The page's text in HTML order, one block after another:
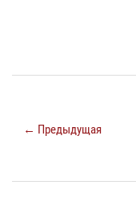
← Предыдущая